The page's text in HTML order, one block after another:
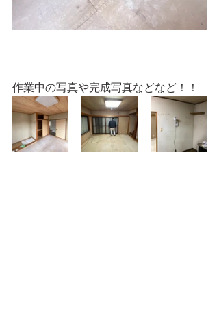
作業中の写真や完成写真などなど！！